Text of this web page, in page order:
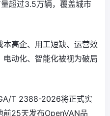
超过3.5万辆，覆盖城市
高企、用工短缺、运营效
动化、智能化被视为破局
T 2388-2026将正式实
前25天发布OpenVAN品